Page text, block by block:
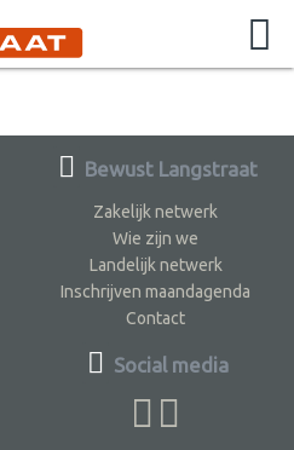
Bewust Langstraat
Zakelijk netwerk
Wie zijn we
Landelijk netwerk
Inschrijven maandagenda
Contact
Social media